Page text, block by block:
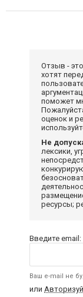
Отзыв -
хотят
поможет
оценок и
Не
лексики,
ресурсы;
Введите email:
Ваш e-mail не
или